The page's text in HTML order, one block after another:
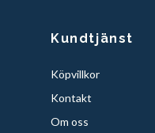
Kundtjänst
Köpvillkor
Kontakt
Om oss